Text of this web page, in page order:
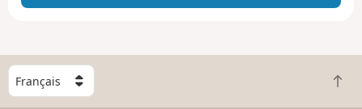
e
g
C
h
R
e